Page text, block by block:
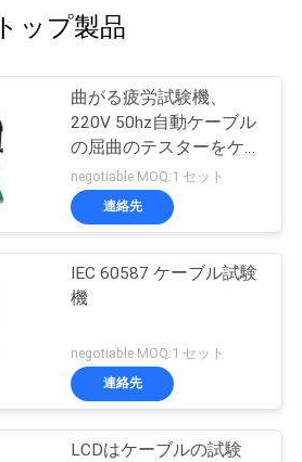
トップ製品
曲がる疲労試験機、
220V 50hz自動ケーブル
の屈曲のテスターをケー
ブルで通信して下さい
negotiable MOQ:1 セット
連絡先
IEC 60587 ケーブル試験
機
negotiable MOQ:1 セット
連絡先
LCDはケーブルの試験